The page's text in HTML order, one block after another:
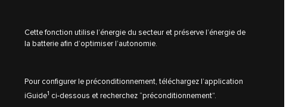
Cette fonction utilise l’énergie du secteur et préserve l’énergie de
la batterie afin d’optimiser l’autonomie.
Pour configurer le préconditionnement, téléchargez l’application
iGuide1 ci-dessous et recherchez “préconditionnement”.